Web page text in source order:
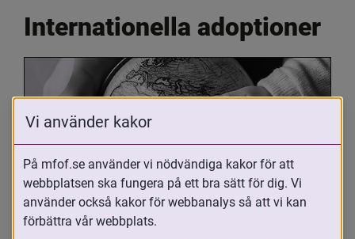
Internationella adoptioner
Oavsett om du är adopterad,
adoptivförälder eller arbetar med
Vi använder kakor
På mfof.se använder vi nödvändiga kakor för att
webbplatsen ska fungera på ett bra sätt för dig. Vi
använder också kakor för webbanalys så att vi kan
förbättra vår webbplats.